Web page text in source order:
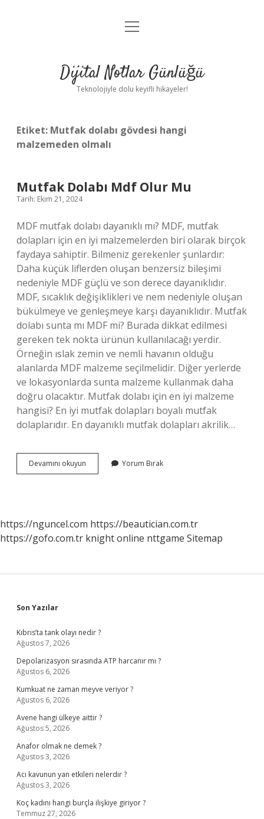
Anasayfa
Yasal Uyarı
menüyü
Dijital Notlar Günlüğü
Teknolojiyle dolu keyifli hikayeler!
Etiket: Mutfak dolabı gövdesi hangi
malzemeden olmalı
Mutfak Dolabı Mdf Olur Mu
Tarih: Ekim 21, 2024
MDF mutfak dolabı dayanıklı mı? MDF, mutfak
dolapları için en iyi malzemelerden biri olarak birçok
faydaya sahiptir. Bilmeniz gerekenler şunlardır:
Daha küçük liflerden oluşan benzersiz bileşimi
nedeniyle MDF güçlü ve son derece dayanıklıdır.
MDF, sıcaklık değişiklikleri ve nem nedeniyle oluşan
bükülmeye ve genleşmeye karşı dayanıklıdır. Mutfak
dolabı sunta mı MDF mi? Burada dikkat edilmesi
gereken tek nokta ürünün kullanılacağı yerdir.
Örneğin ıslak zemin ve nemli havanın olduğu
alanlarda MDF malzeme seçilmelidir. Diğer yerlerde
ve lokasyonlarda sunta malzeme kullanmak daha
doğru olacaktır. Mutfak dolabı için en iyi malzeme
hangisi? En iyi mutfak dolapları boyalı mutfak
dolaplarıdır. En dayanıklı mutfak dolapları akrilik…
Devamını okuyun
Dolabı
Yorum Bırak
https://nguncel.com https://beautician.com.tr
https://gofo.com.tr knight online nttgame Sitemap
Sidebar
Son Yazılar
Kıbrıs’ta tank olayı nedir ?
Ağustos 7, 2026
Depolarizasyon sırasında ATP harcanır mı ?
Ağustos 6, 2026
Kumkuat ne zaman meyve veriyor ?
Ağustos 6, 2026
Avene hangi ülkeye aittir ?
Ağustos 5, 2026
Anafor olmak ne demek ?
Ağustos 3, 2026
Acı kavunun yan etkileri nelerdir ?
Ağustos 3, 2026
Koç kadını hangi burçla ilişkiye giriyor ?
Temmuz 27, 2026